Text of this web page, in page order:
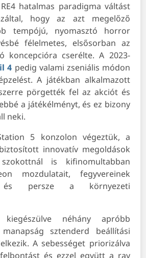
hatalmas paradigma váltást
hogy az azt megelőző
tempójú, nyomasztó horror
félelmetes, elsősorban az
koncepcióra cserélte. A 2023-
4 pedig valami zseniális módon
A játékban alkalmazott
pörgették fel az akciót és
a játékélményt, és ez bizony
neki.
5 konzolon végeztük, a
innovatív megoldások
is kifinomultabban
mozdulatait, fegyvereinek
és persze a környezeti
néhány apróbb
sztenderd beállítási
A sebességet priorizálva
és ezzel együtt a ray